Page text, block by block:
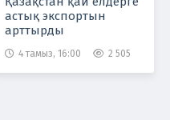
астық экспортын
арттырды
4 тамыз, 16:00 2 505